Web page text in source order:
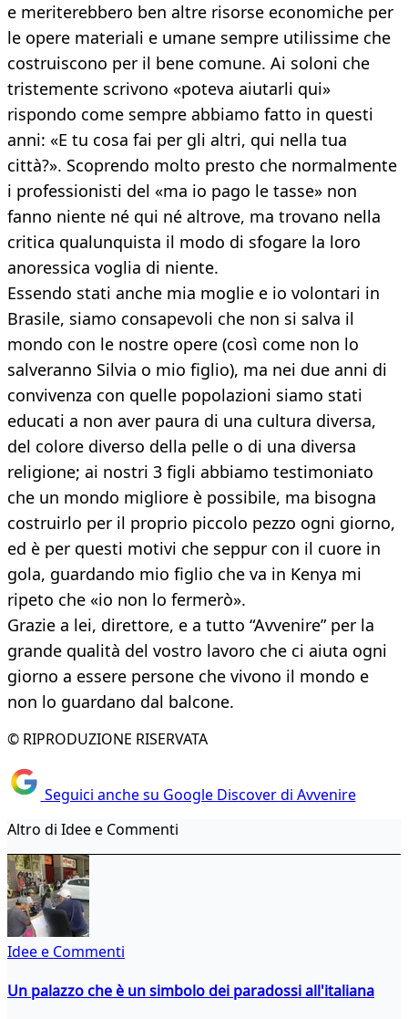
e meriterebbero ben altre risorse economiche per
le opere materiali e umane sempre utilissime che
costruiscono per il bene comune. Ai soloni che
tristemente scrivono «poteva aiutarli qui»
rispondo come sempre abbiamo fatto in questi
anni: «E tu cosa fai per gli altri, qui nella tua
città?». Scoprendo molto presto che normalmente
i professionisti del «ma io pago le tasse» non
fanno niente né qui né altrove, ma trovano nella
critica qualunquista il modo di sfogare la loro
anoressica voglia di niente.
Essendo stati anche mia moglie e io volontari in
Brasile, siamo consapevoli che non si salva il
mondo con le nostre opere (così come non lo
salveranno Silvia o mio figlio), ma nei due anni di
convivenza con quelle popolazioni siamo stati
educati a non aver paura di una cultura diversa,
del colore diverso della pelle o di una diversa
religione; ai nostri 3 figli abbiamo testimoniato
che un mondo migliore è possibile, ma bisogna
costruirlo per il proprio piccolo pezzo ogni giorno,
ed è per questi motivi che seppur con il cuore in
gola, guardando mio figlio che va in Kenya mi
ripeto che «io non lo fermerò».
Grazie a lei, direttore, e a tutto “Avvenire” per la
grande qualità del vostro lavoro che ci aiuta ogni
giorno a essere persone che vivono il mondo e
non lo guardano dal balcone.
© RIPRODUZIONE RISERVATA
Seguici anche su Google Discover di Avvenire
Altro di Idee e Commenti
Idee e Commenti
Un palazzo che è un simbolo dei paradossi all'italiana